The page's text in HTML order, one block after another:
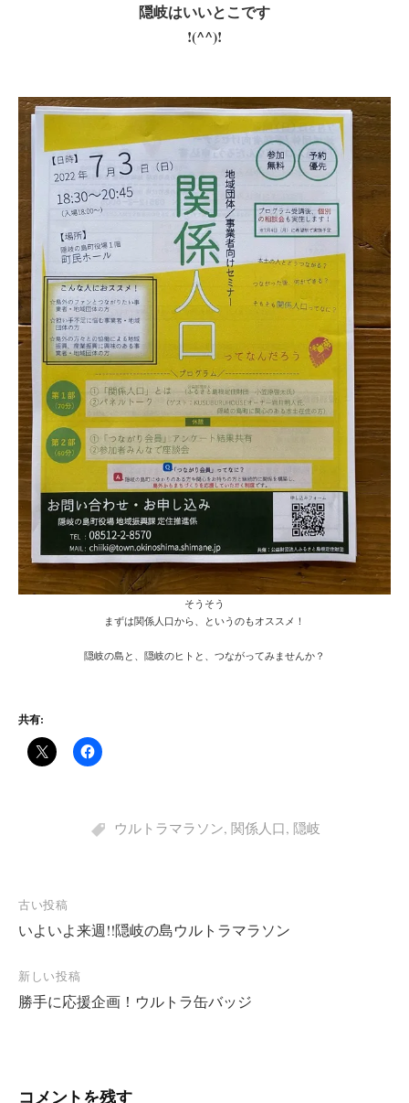
隠岐はいいとこです
!(^^)!
そうそう
まずは関係人口から、というのもオススメ！
隠岐の島と、隠岐のヒトと、つながってみませんか？
共有:
ウルトラマラソン, 関係人口, 隠岐
投
稿
ナ
ビ
ゲ
古い投稿
いよいよ来週!!隠岐の島ウルトラマラソン
新しい投稿
勝手に応援企画！ウルトラ缶バッジ
コメントを残す